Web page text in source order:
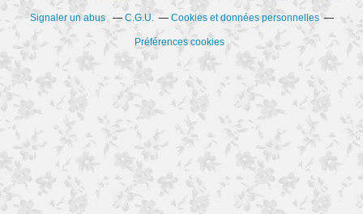
Signaler un abus C.G.U. Cookies et données personnelles
Préférences cookies